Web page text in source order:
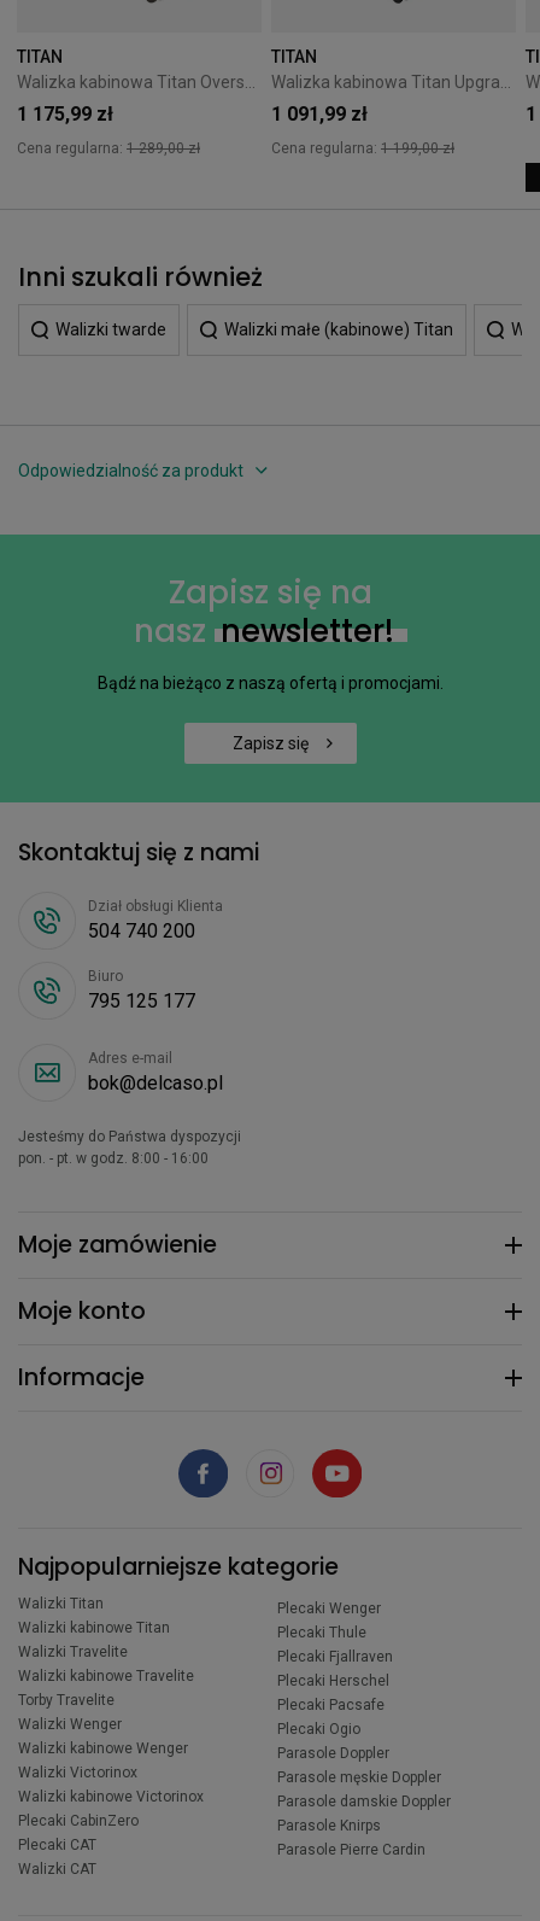
TITAN
1 175,99 zł
Cena regularna: 1 289,00 zł
TITAN
1 091,99 zł
Cena regularna: 1 199,00 zł
Inni szukali również
Walizki twarde Walizki małe (kabinowe) Titan
Odpowiedzialność za produkt
Zapisz się na
nasz newsletter!
Bądź na bieżąco z naszą ofertą i promocjami.
Zapisz się
Moje zamówienie
Moje konto
Informacje
Skontaktuj się z nami
Dział obsługi Klienta
504 740 200
Biuro
795 125 177
Adres e-mail
bok@delcaso.pl
Jesteśmy do Państwa dyspozycji
pon. - pt. w godz. 8:00 - 16:00
Najpopularniejsze kategorie
Walizki Titan
Walizki kabinowe Titan
Walizki Travelite
Walizki kabinowe Travelite
Torby Travelite
Walizki Wenger
Walizki kabinowe Wenger
Walizki Victorinox
Walizki kabinowe Victorinox
Plecaki CabinZero
Plecaki CAT
Walizki CAT
Plecaki Wenger
Plecaki Thule
Plecaki Fjallraven
Plecaki Herschel
Plecaki Pacsafe
Plecaki Ogio
Parasole Doppler
Parasole męskie Doppler
Parasole damskie Doppler
Parasole Knirps
Parasole Pierre Cardin